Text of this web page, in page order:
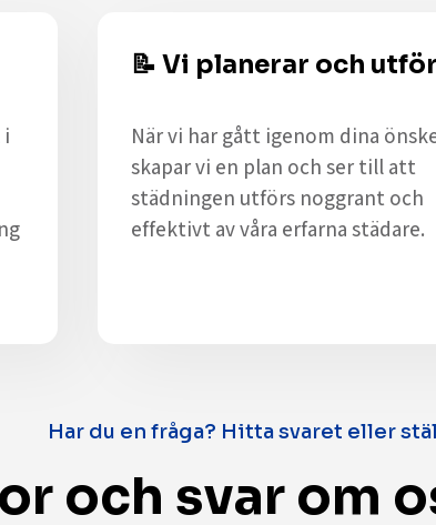
i
📝Vi planerar och utför
När vi har gått igenom dina
skapar vi en plan och ser till att
städningen utförs noggrant och
effektivt av våra erfarna städare.
Har du en fråga? Hitta svaret eller
och svar om